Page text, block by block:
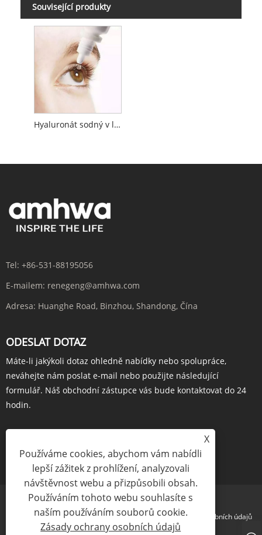
Související produkty
Hyaluronát sodný v lékařské kvalitě
Tel: +86-531-88195056
E-mailem: renegeng@amhwa.com
Adresa: Huanghe Road, Binzhou, Shandong, Čína
ODESLAT DOTAZ
Máte-li jakýkoli dotaz ohledně nabídky nebo spolupráce,
neváhejte nám poslat e-mail nebo použijte následující
formulář. Náš obchodní zástupce vás bude kontaktovat do 24
hodin.
POPTÁVKA HNED
Links Sitemap RSS XML Zásady ochrany osobních údajů
X
Používáme cookies, abychom vám nabídli
lepší zážitek z prohlížení, analyzovali
návštěvnost webu a přizpůsobili obsah.
Používáním tohoto webu souhlasíte s
naším používáním souborů cookie.
Zásady ochrany osobních údajů